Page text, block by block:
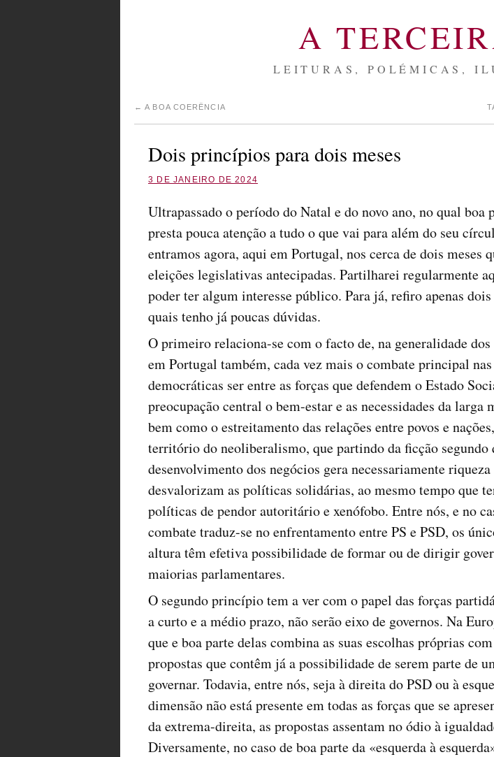
A
LEITURAS, POLÉMICAS,
← A BOA COERÊNCIA
Dois princípios para dois meses
3 DE JANEIRO DE 2024
Ultrapassado o período do Natal e do novo ano, no qual boa
presta pouca atenção a tudo o que vai para além do seu
entramos agora, aqui em Portugal, nos cerca de dois meses
eleições legislativas antecipadas. Partilharei regularmente
poder ter algum interesse público. Para já, refiro apenas
quais tenho já poucas dúvidas.
O primeiro relaciona-se com o facto de, na generalidade dos
em Portugal também, cada vez mais o combate principal
democráticas ser entre as forças que defendem o Estado
preocupação central o bem-estar e as necessidades da larga
bem como o estreitamento das relações entre povos e
território do neoliberalismo, que partindo da ficção segundo
desenvolvimento dos negócios gera necessariamente
desvalorizam as políticas solidárias, ao mesmo tempo que
políticas de pendor autoritário e xenófobo. Entre nós, e no
combate traduz-se no enfrentamento entre PS e PSD, os
altura têm efetiva possibilidade de formar ou de dirigir
maiorias parlamentares.
O segundo princípio tem a ver com o papel das forças
a curto e a médio prazo, não serão eixo de governos. Na
que e boa parte delas combina as suas escolhas próprias
propostas que contêm já a possibilidade de serem parte de
governar. Todavia, entre nós, seja à direita do PSD ou à
dimensão não está presente em todas as forças que se
da extrema-direita, as propostas assentam no ódio à
Diversamente, no caso de boa parte da «esquerda à